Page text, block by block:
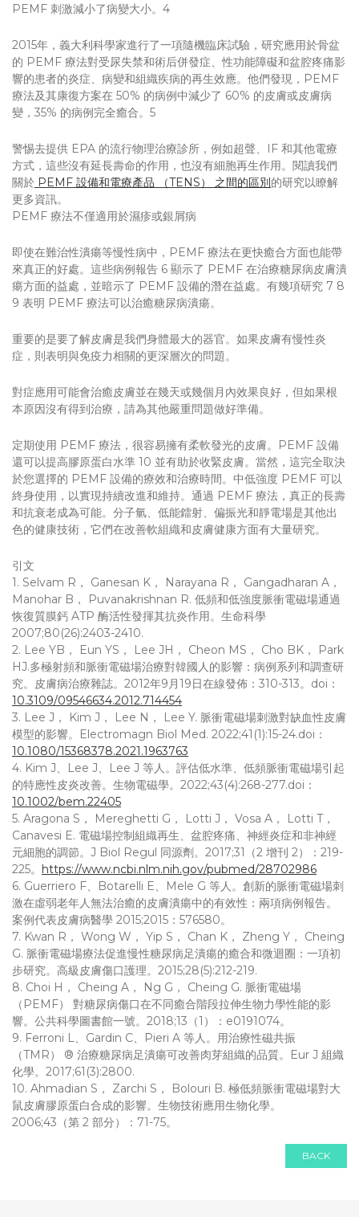
PEMF 刺激減小了病變大小。4
2015年，義大利科學家進行了一項隨機臨床試驗，研究應用於骨盆
的 PEMF 療法對受尿失禁和術后併發症、性功能障礙和盆腔疼痛影
響的患者的炎症、病變和組織疾病的再生效應。他們發現，PEMF
療法及其康復方案在 50% 的病例中減少了 60% 的皮膚或皮膚病
變，35% 的病例完全癒合。5
警惕去提供 EPA 的流行物理治療診所，例如超聲、IF 和其他電療
方式，這些沒有延長壽命的作用，也沒有細胞再生作用。閱讀我們
關於 PEMF 設備和電療產品 （TENS） 之間的區別的研究以瞭解
更多資訊。
PEMF 療法不僅適用於濕疹或銀屑病
即使在難治性潰瘍等慢性病中，PEMF 療法在更快癒合方面也能帶
來真正的好處。這些病例報告 6 顯示了 PEMF 在治療糖尿病皮膚潰
瘍方面的益處，並暗示了 PEMF 設備的潛在益處。有幾項研究 7 8
9 表明 PEMF 療法可以治癒糖尿病潰瘍。
重要的是要了解皮膚是我們身體最大的器官。如果皮膚有慢性炎
症，則表明與免疫力相關的更深層次的問題。
對症應用可能會治癒皮膚並在幾天或幾個月內效果良好，但如果根
本原因沒有得到治療，請為其他嚴重問題做好準備。
定期使用 PEMF 療法，很容易擁有柔軟發光的皮膚。PEMF 設備
還可以提高膠原蛋白水準 10 並有助於收緊皮膚。當然，這完全取決
於您選擇的 PEMF 設備的療效和治療時間。中低強度 PEMF 可以
終身使用，以實現持續改進和維持。通過 PEMF 療法，真正的長壽
和抗衰老成為可能。分子氫、低能鐳射、偏振光和靜電場是其他出
色的健康技術，它們在改善軟組織和皮膚健康方面有大量研究。
引文
1. Selvam R， Ganesan K， Narayana R， Gangadharan A，
Manohar B， Puvanakrishnan R. 低頻和低強度脈衝電磁場通過
恢復質膜鈣 ATP 酶活性發揮其抗炎作用。生命科學
2007;80(26):2403-2410.
2. Lee YB， Eun YS， Lee JH， Cheon MS， Cho BK， Park
HJ.多極射頻和脈衝電磁場治療對韓國人的影響：病例系列和調查研
究。皮膚病治療雜誌。2012年9月19日在線發佈：310-313。doi：
10.3109/09546634.2012.714454
3. Lee J， Kim J， Lee N， Lee Y. 脈衝電磁場刺激對缺血性皮膚
模型的影響。Electromagn Biol Med. 2022;41(1):15-24.doi：
10.1080/15368378.2021.1963763
4. Kim J、Lee J、Lee J 等人。評估低水準、低頻脈衝電磁場引起
的特應性皮炎改善。生物電磁學。2022;43(4):268-277.doi：
10.1002/bem.22405
5. Aragona S， Mereghetti G， Lotti J， Vosa A， Lotti T，
Canavesi E. 電磁場控制組織再生、盆腔疼痛、神經炎症和非神經
元細胞的調節。J Biol Regul 同源劑。2017;31（2 增刊 2）：219-
225。 https://www.ncbi.nlm.nih.gov/pubmed/28702986
6. Guerriero F、Botarelli E、Mele G 等人。創新的脈衝電磁場刺
激在虛弱老年人無法治癒的皮膚潰瘍中的有效性：兩項病例報告。
案例代表皮膚病醫學 2015;2015：576580。
7. Kwan R， Wong W， Yip S， Chan K， Zheng Y， Cheing
G. 脈衝電磁場療法促進慢性糖尿病足潰瘍的癒合和微迴圈：一項初
步研究。高級皮膚傷口護理。2015;28(5):212-219.
8. Choi H， Cheing A， Ng G， Cheing G. 脈衝電磁場
（PEMF） 對糖尿病傷口在不同癒合階段拉伸生物力學性能的影
響。公共科學圖書館一號。2018;13（1）：e0191074。
9. Ferroni L、Gardin C、Pieri A 等人。用治療性磁共振
（TMR） ® 治療糖尿病足潰瘍可改善肉芽組織的品質。Eur J 組織
化學。2017;61(3):2800.
10. Ahmadian S， Zarchi S， Bolouri B. 極低頻脈衝電磁場對大
鼠皮膚膠原蛋白合成的影響。生物技術應用生物化學。
2006;43（第 2 部分）：71-75。
BACK